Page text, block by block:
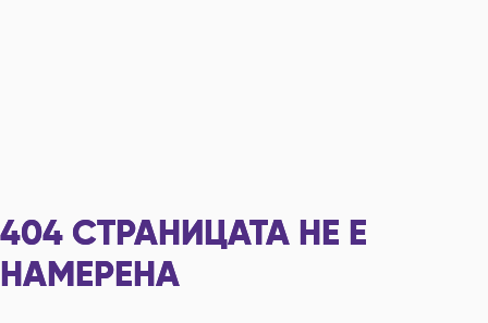
404 СТРАНИЦАТА НЕ Е
НАМЕРЕНА